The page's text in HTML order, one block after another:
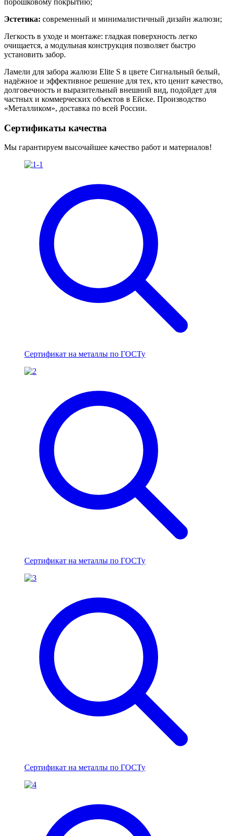
Эстетика: современный и минималистичный дизайн жалюзи;
Легкость в уходе и монтаже: гладкая поверхность легко
очищается, а модульная конструкция позволяет быстро
установить забор.
Ламели для забора жалюзи Elite S в цвете Сигнальный белый,
надёжное и эффективное решение для тех, кто ценит качество,
долговечность и выразительный внешний вид, подойдет для
частных и коммерческих объектов в Ейске. Производство
«Металликом», доставка по всей России.
Сертификаты качества
Мы гарантируем высочайшее качество работ и материалов!
Сертификат на металлы по ГОСТу
Сертификат на металлы по ГОСТу
Сертификат на металлы по ГОСТу